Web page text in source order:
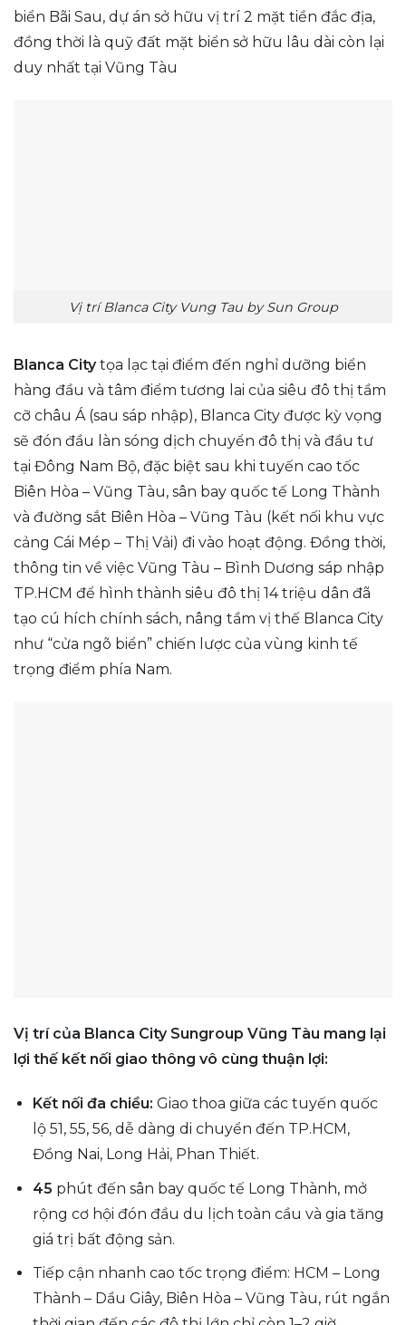
biển Bãi Sau, dự án sở hữu vị trí 2 mặt tiền đắc địa,
đồng thời là quỹ đất mặt biển sở hữu lâu dài còn lại
duy nhất tại Vũng Tàu
Vị trí Blanca City Vung Tau by Sun Group
Blanca Citytọa lạc tại điểm đến nghỉ dưỡng biển
hàng đầu và tâm điểm tương lai của siêu đô thị tầm
cỡ châu Á (sau sáp nhập), Blanca City được kỳ vọng
sẽ đón đầu làn sóng dịch chuyển đô thị và đầu tư
tại Đông Nam Bộ, đặc biệt sau khi tuyến cao tốc
Biên Hòa – Vũng Tàu, sân bay quốc tế Long Thành
và đường sắt Biên Hòa – Vũng Tàu (kết nối khu vực
cảng Cái Mép – Thị Vải) đi vào hoạt động. Đồng thời,
thông tin về việc Vũng Tàu – Bình Dương sáp nhập
TP.HCM để hình thành siêu đô thị 14 triệu dân đã
tạo cú hích chính sách, nâng tầm vị thế Blanca City
như “cửa ngõ biển” chiến lược của vùng kinh tế
trọng điểm phía Nam.
Vị trí của Blanca City Sungroup Vũng Tàu mang lại
lợi thế kết nối giao thông vô cùng thuận lợi:
Kết nối đa chiều: Giao thoa giữa các tuyến quốc
lộ 51, 55, 56, dễ dàng di chuyển đến TP.HCM,
Đồng Nai, Long Hải, Phan Thiết.
45 phút đến sân bay quốc tế Long Thành, mở
rộng cơ hội đón đầu du lịch toàn cầu và gia tăng
giá trị bất động sản.
Tiếp cận nhanh cao tốc trọng điểm: HCM – Long
Thành – Dầu Giây, Biên Hòa – Vũng Tàu, rút ngắn